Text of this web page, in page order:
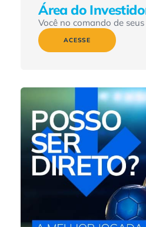
Área do
Você no comando de
ACESSE